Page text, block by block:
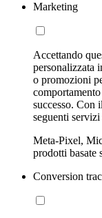
Marketing
Accettando
personalizzata
o promozioni
successo. Con
seguenti
Meta-Pixel,
prodotti basate
Conversion